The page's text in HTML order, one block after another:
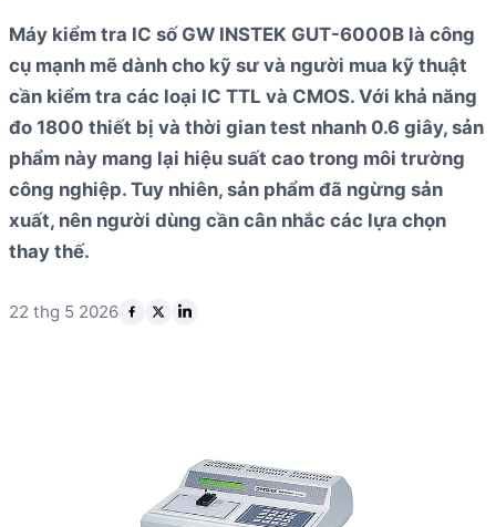
Máy kiểm tra IC số GW INSTEK GUT-6000B là công
cụ mạnh mẽ dành cho kỹ sư và người mua kỹ thuật
cần kiểm tra các loại IC TTL và CMOS. Với khả năng
đo 1800 thiết bị và thời gian test nhanh 0.6 giây, sản
phẩm này mang lại hiệu suất cao trong môi trường
công nghiệp. Tuy nhiên, sản phẩm đã ngừng sản
xuất, nên người dùng cần cân nhắc các lựa chọn
thay thế.
22 thg 5 2026